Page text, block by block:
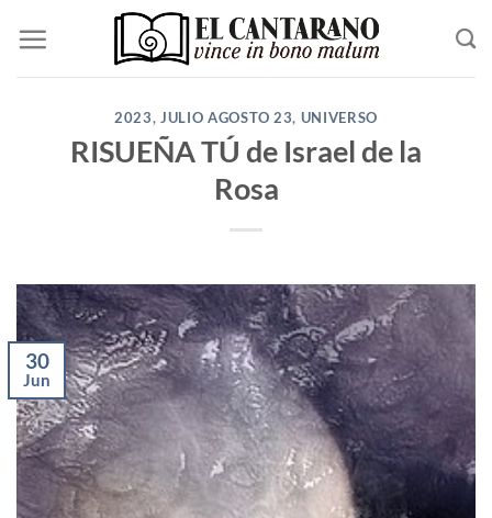
contenido
2023, JULIO AGOSTO 23, UNIVERSO
RISUEÑA TÚ de Israel de la
Rosa
30
Jun